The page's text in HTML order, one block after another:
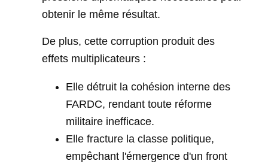
obtenir le même résultat.
De plus, cette corruption produit des
effets multiplicateurs :
Elle détruit la cohésion interne des
FARDC, rendant toute réforme
militaire inefficace.
Elle fracture la classe politique,
empêchant l'émergence d'un front